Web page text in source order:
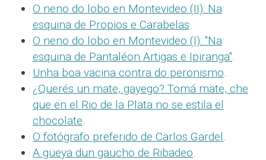
O neno do lobo en Montevideo (II): Na
esquina de Propios e Carabelas.
O neno do lobo en Montevideo (I): "Na
esquina de Pantaléon Artigas e Ipiranga".
Unha boa vacina contra do peronismo.
¿Querés un mate, gayego? Tomá mate, che
que en el Rio de la Plata no se estila el
chocolate.
O fotógrafo preferido de Carlos Gardel.
A güeya dun gaucho de Ribadeo.